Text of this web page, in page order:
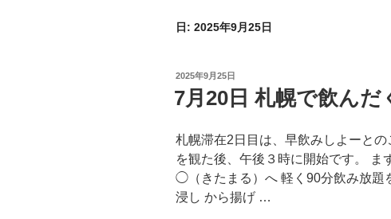
日: 2025年9月25日
投
日:
2025年9月25日
7月20日 札幌で飲んだ
札幌滞在2日目は、早飲みしよーと
を観た後、午後３時に開始です。 ま
◯（きたまる）へ 軽く90分飲み放題
浸し から揚げ …